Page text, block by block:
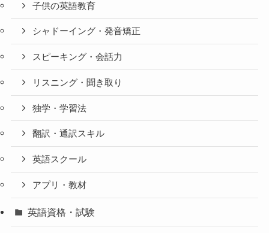
子供の英語教育
シャドーイング・発音矯正
スピーキング・会話力
リスニング・聞き取り
独学・学習法
翻訳・通訳スキル
英語スクール
アプリ・教材
英語資格・試験